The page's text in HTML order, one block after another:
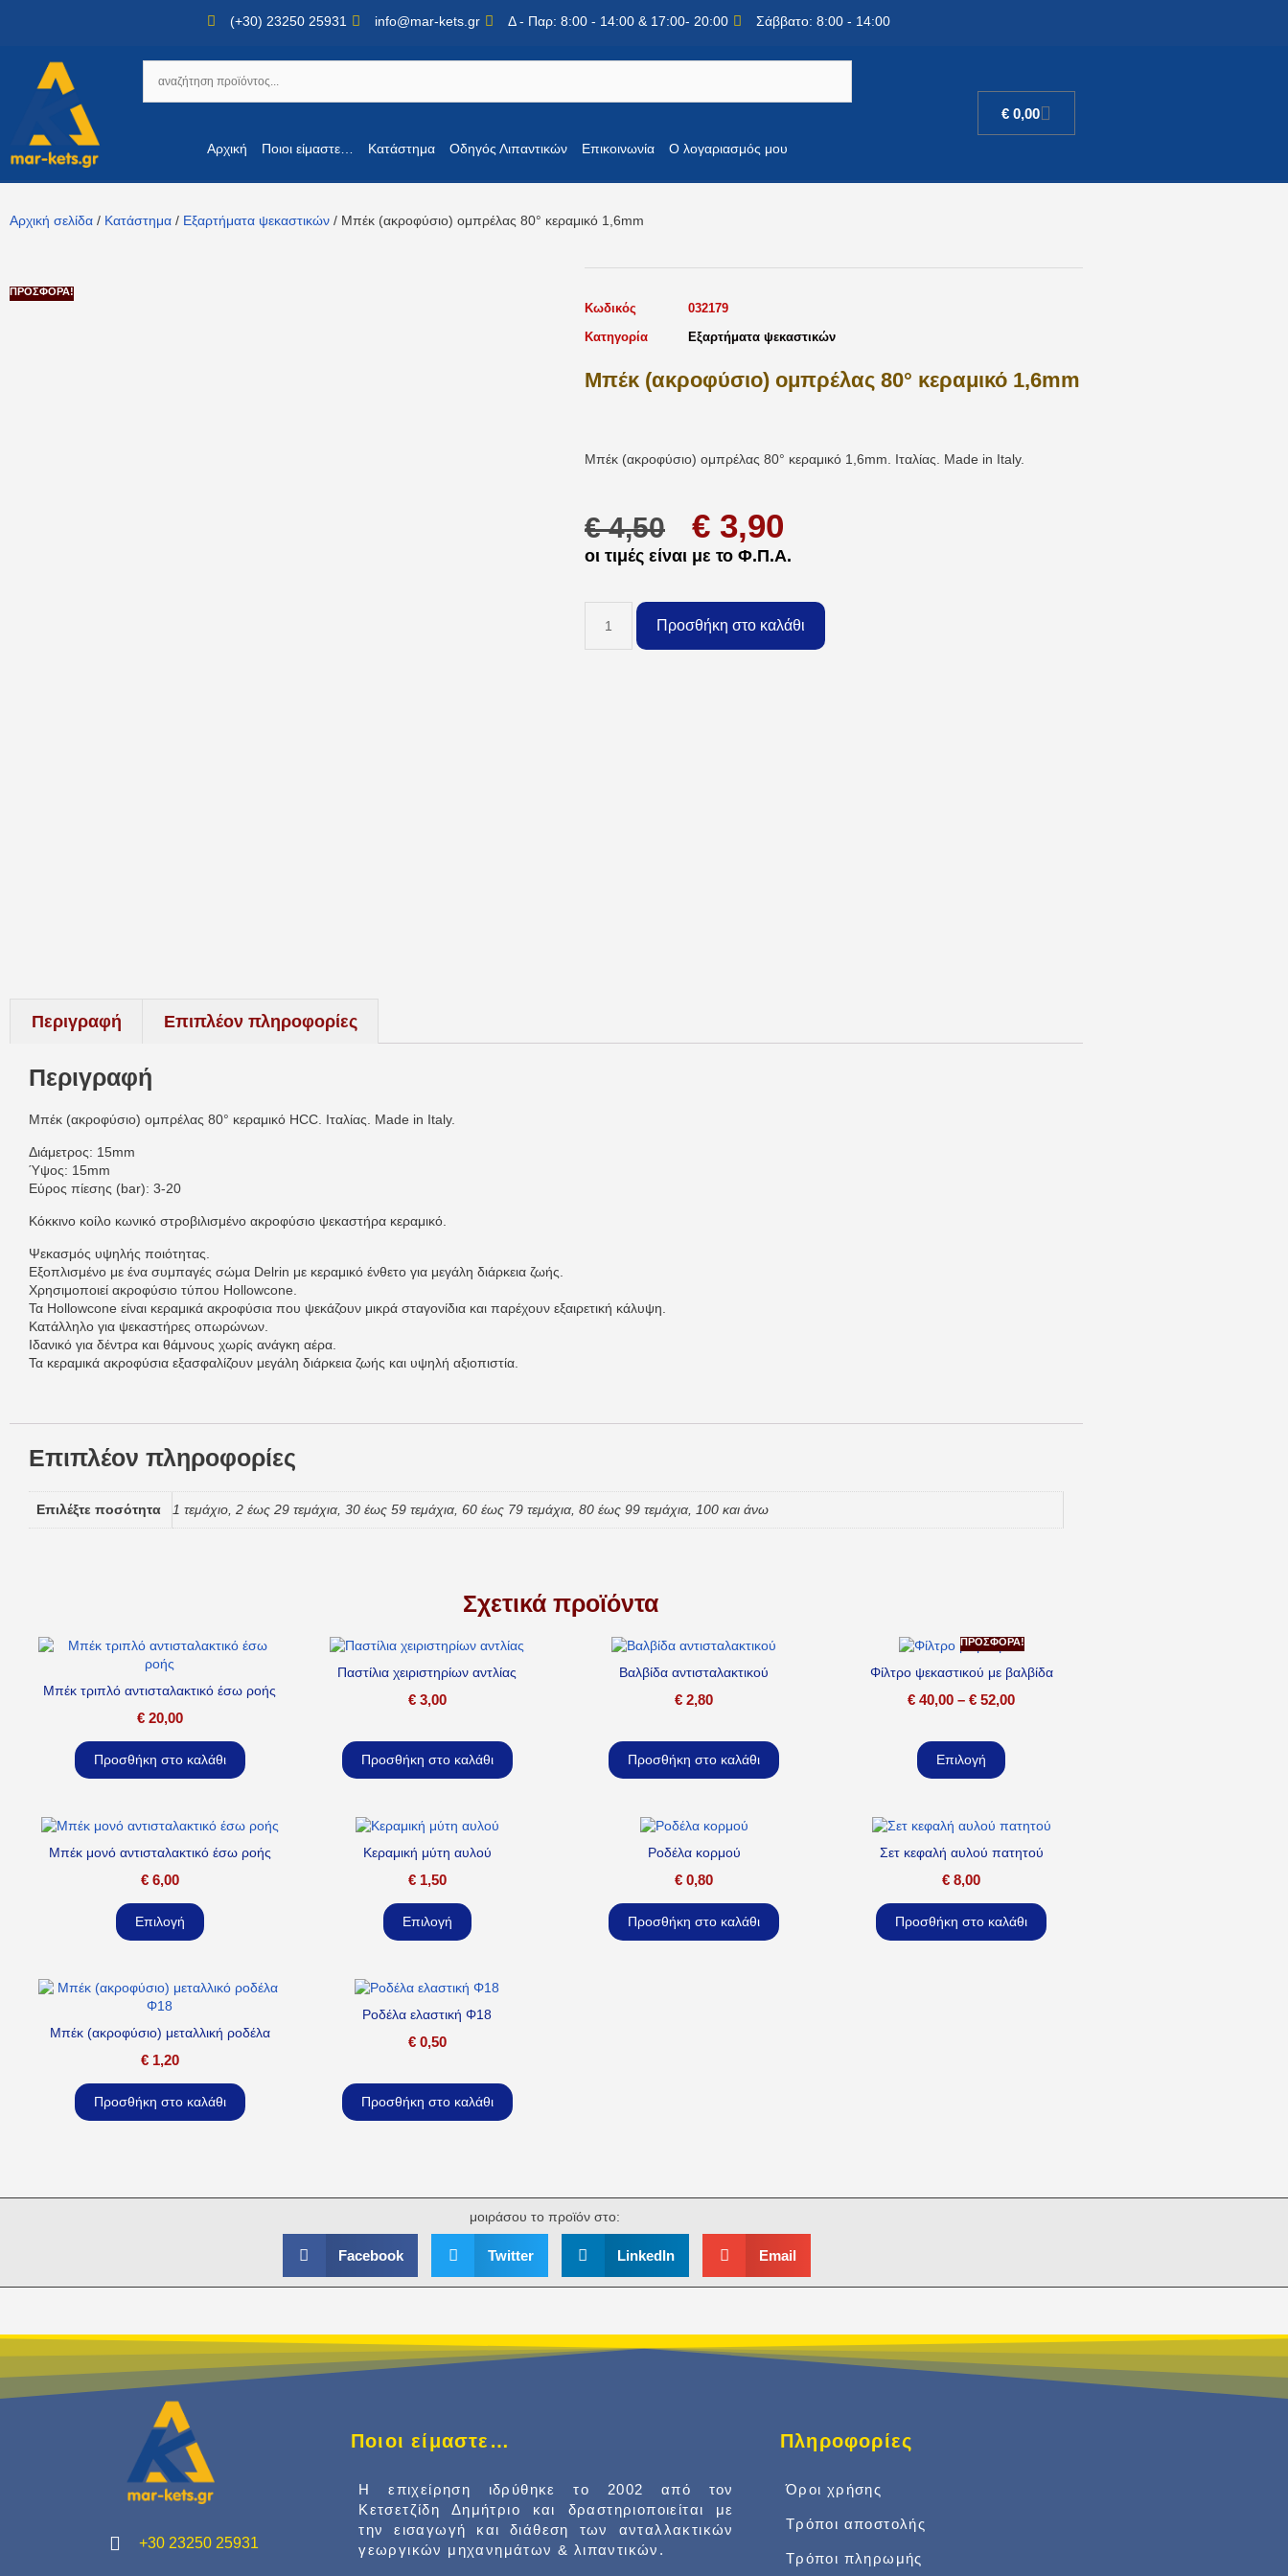
(+30) 23250 25931 info@mar-kets.gr Δ - Παρ: 8:00 - 14:00 & 17:00- 20:00 Σάββατο: 8:00 - 14:00
Αρχική Ποιοι είμαστε… Κατάστημα Οδηγός Λιπαντικών Επικοινωνία Ο λογαριασμός μου
€ 0,00
Αρχική σελίδα / Κατάστημα / Εξαρτήματα ψεκαστικών / Μπέκ (ακροφύσιο) ομπρέλας 80° κεραμικό 1,6mm
ΠΡΟΣΦΟΡΆ!
Κωδικός
032179
Κατηγορία
Εξαρτήματα ψεκαστικών
Μπέκ (ακροφύσιο) ομπρέλας 80° κεραμικό 1,6mm
Μπέκ (ακροφύσιο) ομπρέλας 80° κεραμικό 1,6mm. Ιταλίας. Made in Italy.
€4,50 € 3,90
οι τιμές είναι με το Φ.Π.Α.
Προσθήκη στο καλάθι
Περιγραφή Επιπλέον πληροφορίες
Περιγραφή
Μπέκ (ακροφύσιο) ομπρέλας 80° κεραμικό HCC. Ιταλίας. Made in Italy.
Διάμετρος: 15mm
Ύψος: 15mm
Εύρος πίεσης (bar): 3-20
Κόκκινο κοίλο κωνικό στροβιλισμένο ακροφύσιο ψεκαστήρα κεραμικό.
Ψεκασμός υψηλής ποιότητας.
Εξοπλισμένο με ένα συμπαγές σώμα Delrin με κεραμικό ένθετο για μεγάλη διάρκεια ζωής.
Χρησιμοποιεί ακροφύσιο τύπου Hollowcone.
Τα Hollowcone είναι κεραμικά ακροφύσια που ψεκάζουν μικρά σταγονίδια και παρέχουν εξαιρετική κάλυψη.
Κατάλληλο για ψεκαστήρες οπωρώνων.
Ιδανικό για δέντρα και θάμνους χωρίς ανάγκη αέρα.
Τα κεραμικά ακροφύσια εξασφαλίζουν μεγάλη διάρκεια ζωής και υψηλή αξιοπιστία.
Επιπλέον πληροφορίες
Επιλέξτε ποσότητα 1 τεμάχιο, 2 έως 29 τεμάχια, 30 έως 59 τεμάχια, 60 έως 79 τεμάχια, 80 έως 99 τεμάχια, 100 και άνω
Σχετικά προϊόντα
Μπέκ τριπλό αντισταλακτικό έσω ροής
€20,00
Προσθήκη στο καλάθι
Παστίλια χειριστηρίων αντλίας
€3,00
Προσθήκη στο καλάθι
Βαλβίδα αντισταλακτικού
€ 2,80
Προσθήκη στο καλάθι
ΠΡΟΣΦΟΡΆ!
Φίλτρο ψεκαστικού με βαλβίδα
€ 40,00 – € 52,00
Επιλογή
Μπέκ μονό αντισταλακτικό έσω ροής
€6,00
Επιλογή
Κεραμική μύτη αυλού
€1,50
Επιλογή
Ροδέλα κορμού
€ 0,80
Προσθήκη στο καλάθι
Σετ κεφαλή αυλού πατητού
€ 8,00
Προσθήκη στο καλάθι
Μπέκ (ακροφύσιο) μεταλλική ροδέλα
€1,20
Προσθήκη στο καλάθι
Ροδέλα ελαστική Φ18
€0,50
Προσθήκη στο καλάθι
μοιράσου το προϊόν στο:
Facebook Twitter LinkedIn Email
+30 23250 25931
Ποιοι είμαστε…
Η επιχείρηση ιδρύθηκε το 2002 από τον
Κετσετζίδη Δημήτριο και δραστηριοποιείται με
την εισαγωγή και διάθεση των ανταλλακτικών
γεωργικών μηχανημάτων & λιπαντικών.
Πληροφορίες
Όροι χρήσης
Τρόποι αποστολής
Τρόποι πληρωμής